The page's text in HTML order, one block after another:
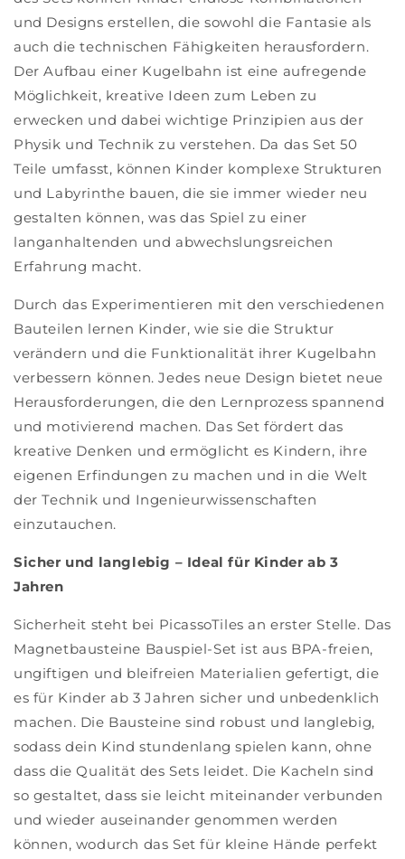
und Designs erstellen, die sowohl die Fantasie als
auch die technischen Fähigkeiten herausfordern.
Der Aufbau einer Kugelbahn ist eine aufregende
Möglichkeit, kreative Ideen zum Leben zu
erwecken und dabei wichtige Prinzipien aus der
Physik und Technik zu verstehen. Da das Set 50
Teile umfasst, können Kinder komplexe Strukturen
und Labyrinthe bauen, die sie immer wieder neu
gestalten können, was das Spiel zu einer
langanhaltenden und abwechslungsreichen
Erfahrung macht.
Durch das Experimentieren mit den verschiedenen
Bauteilen lernen Kinder, wie sie die Struktur
verändern und die Funktionalität ihrer Kugelbahn
verbessern können. Jedes neue Design bietet neue
Herausforderungen, die den Lernprozess spannend
und motivierend machen. Das Set fördert das
kreative Denken und ermöglicht es Kindern, ihre
eigenen Erfindungen zu machen und in die Welt
der Technik und Ingenieurwissenschaften
einzutauchen.
Sicher und langlebig – Ideal für Kinder ab 3
Jahren
Sicherheit steht bei PicassoTiles an erster Stelle. Das
Magnetbausteine Bauspiel-Set ist aus BPA-freien,
ungiftigen und bleifreien Materialien gefertigt, die
es für Kinder ab 3 Jahren sicher und unbedenklich
machen. Die Bausteine sind robust und langlebig,
sodass dein Kind stundenlang spielen kann, ohne
dass die Qualität des Sets leidet. Die Kacheln sind
so gestaltet, dass sie leicht miteinander verbunden
und wieder auseinander genommen werden
können, wodurch das Set für kleine Hände perfekt